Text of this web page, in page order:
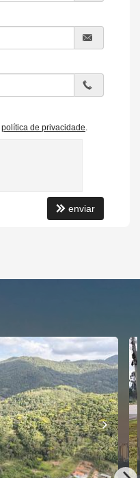
política de privacidade.
enviar